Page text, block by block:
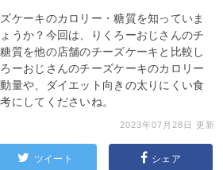
ケーキのカロリー・糖質を知っていま
うか？今回は、りくろーおじさんのチ
質を他の店舗のチーズケーキと比較し
ーおじさんのチーズケーキのカロリー
量や、ダイエット向きの太りにくい食
にしてくださいね。
2023年07月28日 更新
ツイート シェア